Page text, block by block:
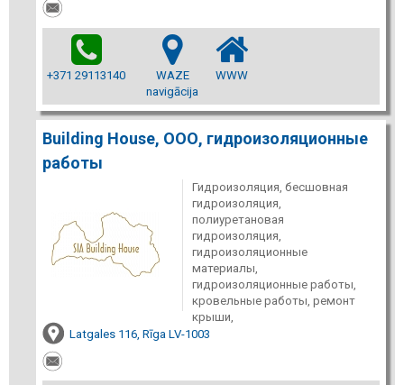
+371 29113140
WAZE
navigācija
WWW
Building House, ООО, гидроизоляционные
работы
Гидроизоляция, бесшовная
гидроизоляция,
полиуретановая
гидроизоляция,
гидроизоляционные
материалы,
гидроизоляционные работы,
кровельные работы, ремонт
крыши,
Latgales 116, Rīga LV-1003